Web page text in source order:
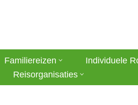
Familiereizen Individuele
Reisorganisaties